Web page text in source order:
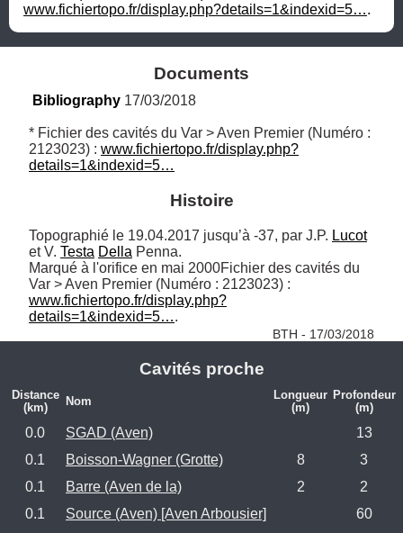
www.fichiertopo.fr/display.php?details=1&indexid=5….
Documents
Bibliography 17/03/2018
* Fichier des cavités du Var > Aven Premier (Numéro :
2123023) : www.fichiertopo.fr/display.php?
details=1&indexid=5…
Histoire
Topographié le 19.04.2017 jusqu’à -37, par J.P. Lucot
et V. Testa Della Penna.
Marqué à l'orifice en mai 2000Fichier des cavités du
www.fichiertopo.fr/display.php?
details=1&indexid=5….
BTH - 17/03/2018
Cavités proche
Distance
(km)
Nom
Longueur
(m)
Profondeur
(m)
0.0 SGAD (Aven)
13
0.1
Boisson-Wagner (Grotte) 8
3
0.1
Barre (Aven de la) 2
2
0.1
Source (Aven) [Aven Arbousier] 60